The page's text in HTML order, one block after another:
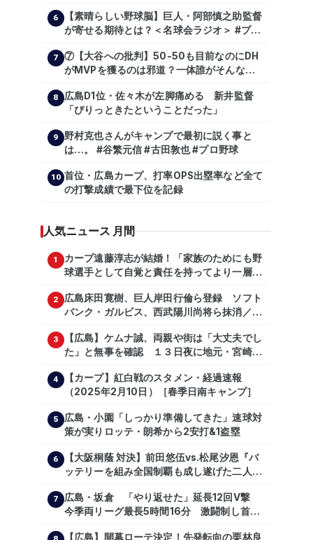
6
【素晴らしい野球脳】巨人・阿部慎之助監督
が寄せる期待とは？＜名球会ラジオ＞ #プロ
山礼都 #泉口友汰 #石井琢朗 #shorts
7
⑦【大谷への批判】50-50も目前なのにDH
がMVPを獲るのは邪道？一体誰がそんな事
【shoheiohtani】【池田親興】【高橋慶
彦】【広島東洋カープ】【プロ野球】
8
広島D1位・佐々木が左脚痛める 新井監督
「ぴりっときたということだった」
9
野村克也さんがキャンプで最初に説く事と
は…。 #谷繁元信 #古田敦也 #プロ野球
10 首位・広島カープ、打率OPS出塁率など全て
の打撃成績で最下位を記録
人気ニュース 月間
1
カープ遠藤淳志が結婚！「家族のためにも野
球選手として自覚と責任を持ってより一層頑
2
広島床田寛樹、巨人岸田行倫ら登録 ソフト
バンク・ガルビス、西武陽川尚将ら抹消／２
3
【広島】ケムナ誠、両親や街は「大丈夫でし
た」と無事を確認 １３日夜に地元・宮崎県
4
【カープ】紅白戦のスタメン・経過速報
（2025年2月10日）［春季日南キャンプ］
5
広島・小園「しっかり準備してきた」速球対
策が実りロッテ・朗希から2安打&1盗塁
6
【大阪桐蔭 対決】前田悠伍vs.松尾汐恩『バ
ッテリーを組み全国制覇も成し遂げた二人
7
広島・坂倉 「やり返せた」延長12回V撃
今季両リーグ最長5時間16分 激闘制し首位
【広島】開幕ローテ決定！先発転向の栗林良